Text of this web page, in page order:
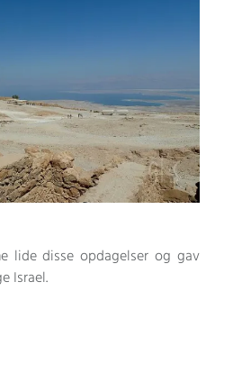
lide disse opdagelser og gav
Israel.